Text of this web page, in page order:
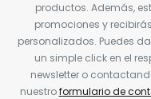
productos. Además,
promociones y
personalizados. Puedes
un simple click en el
newsletter o
nuestroformulario de